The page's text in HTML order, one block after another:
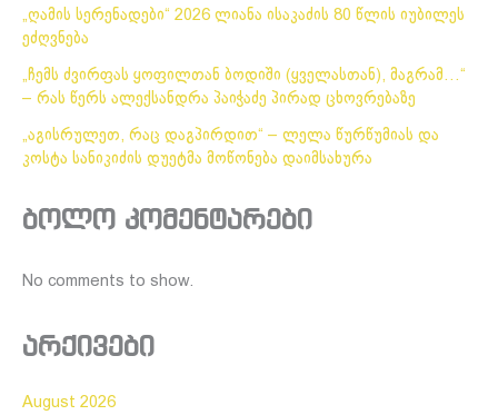
„ღამის სერენადები“ 2026 ლიანა ისაკაძის 80 წლის იუბილეს
ეძღვნება
„ჩემს ძვირფას ყოფილთან ბოდიში (ყველასთან), მაგრამ…“
– რას წერს ალექსანდრა პაიჭაძე პირად ცხოვრებაზე
„აგისრულეთ, რაც დაგპირდით“ – ლელა წურწუმიას და
კოსტა სანიკიძის დუეტმა მოწონება დაიმსახურა
ბოლო კომენტარები
No comments to show.
არქივები
August 2026